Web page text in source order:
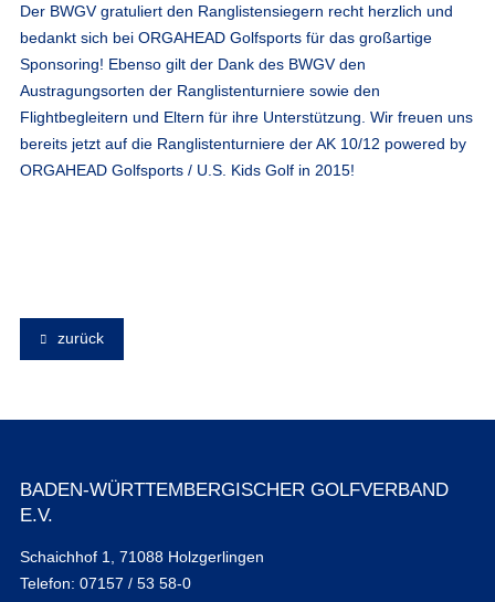
Der BWGV gratuliert den Ranglistensiegern recht herzlich und
bedankt sich bei ORGAHEAD Golfsports für das großartige
Sponsoring! Ebenso gilt der Dank des BWGV den
Austragungsorten der Ranglistenturniere sowie den
Flightbegleitern und Eltern für ihre Unterstützung. Wir freuen uns
bereits jetzt auf die Ranglistenturniere der AK 10/12 powered by
ORGAHEAD Golfsports / U.S. Kids Golf in 2015!
zurück
BADEN-WÜRTTEMBERGISCHER GOLFVERBAND
E.V.
Schaichhof 1, 71088 Holzgerlingen
Telefon: 07157 / 53 58-0